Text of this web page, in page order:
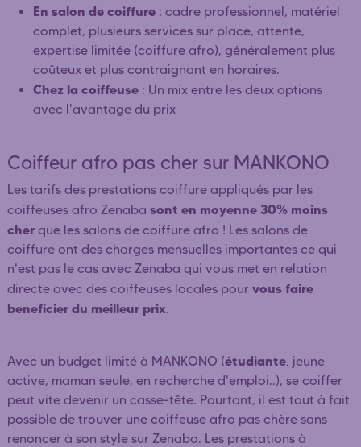
En salon de coiffure : cadre professionnel, matériel
complet, plusieurs services sur place, attente,
expertise limitée (coiffure afro), généralement plus
coûteux et plus contraignant en horaires.
Chez la coiffeuse : Un mix entre les deux options
avec l'avantage du prix
Coiffeur afro pas cher sur MANKONO
Les tarifs des prestations coiffure appliqués par les
coiffeuses afro Zenaba sont en moyenne 30% moins
cher que les salons de coiffure afro ! Les salons de
coiffure ont des charges mensuelles importantes ce qui
n'est pas le cas avec Zenaba qui vous met en relation
directe avec des coiffeuses locales pour vous faire
beneficier du meilleur prix.
Avec un budget limité à MANKONO (étudiante, jeune
active, maman seule, en recherche d'emploi..), se coiffer
peut vite devenir un casse-tête. Pourtant, il est tout à fait
possible de trouver une coiffeuse afro pas chère sans
renoncer à son style sur Zenaba. Les prestations à